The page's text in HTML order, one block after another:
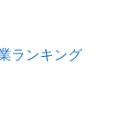
ランキング